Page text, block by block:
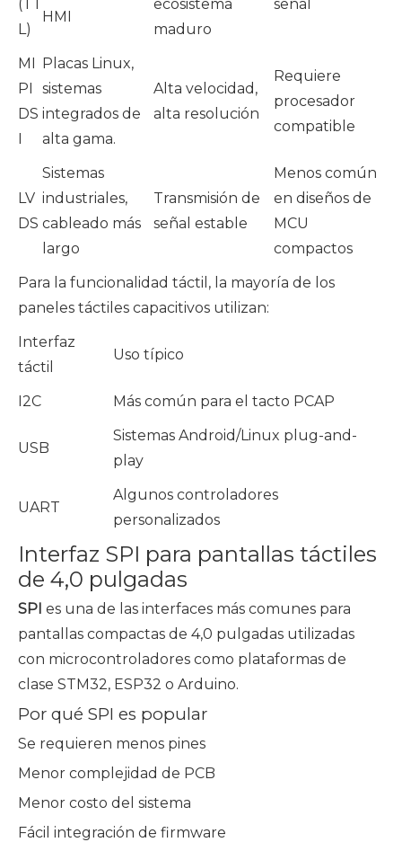
(TT
L)
HMI
ecosistema
maduro
señal
MI
PI
DS
I
Placas Linux,
sistemas
integrados de
alta gama.
Alta velocidad,
alta resolución
Requiere
procesador
compatible
LV
DS
Sistemas
industriales,
cableado más
largo
Transmisión de
señal estable
Menos común
en diseños de
MCU
compactos
Para la funcionalidad táctil, la mayoría de los
paneles táctiles capacitivos utilizan:
Interfaz
táctil
Uso típico
I2C Más común para el tacto PCAP
USB
Sistemas Android/Linux plug-and-
play
UART
Algunos controladores
personalizados
Interfaz SPI para pantallas táctiles
de 4,0 pulgadas
SPI es una de las interfaces más comunes para
pantallas compactas de 4,0 pulgadas utilizadas
con microcontroladores como plataformas de
clase STM32, ESP32 o Arduino.
Por qué SPI es popular
Se requieren menos pines
Menor complejidad de PCB
Menor costo del sistema
Fácil integración de firmware